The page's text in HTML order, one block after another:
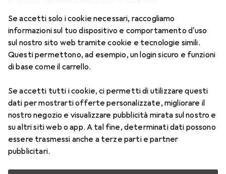
Se accetti solo i cookie necessari, raccogliamo
informazioni sul tuo dispositivo e comportamento d'uso
sul nostro sito web tramite cookie e tecnologie simili.
Questi permettono, ad esempio, un login sicuro e funzioni
di base come il carrello.
Se accetti tutti i cookie, ci permetti di utilizzare questi
dati per mostrarti offerte personalizzate, migliorare il
nostro negozio e visualizzare pubblicità mirata sul nostro e
su altri siti web o app. A tal fine, determinati dati possono
essere trasmessi anche a terze parti e partner
pubblicitari.